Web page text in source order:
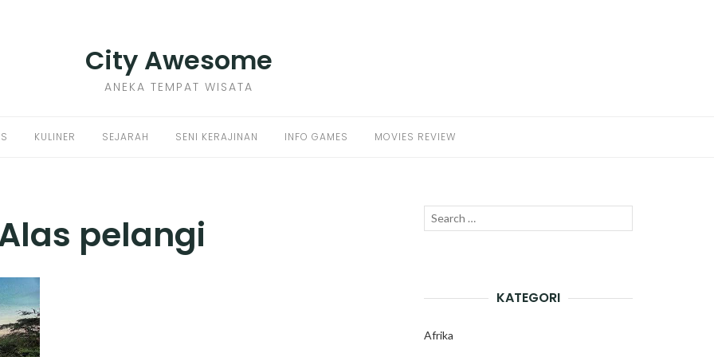
City Awesome
ANEKA TEMPAT WISATA
KULINER SEJARAH SENI KERAJINAN INFO GAMES MOVIES REVIEW
pelangi
Search
KATEGORI
Afrika